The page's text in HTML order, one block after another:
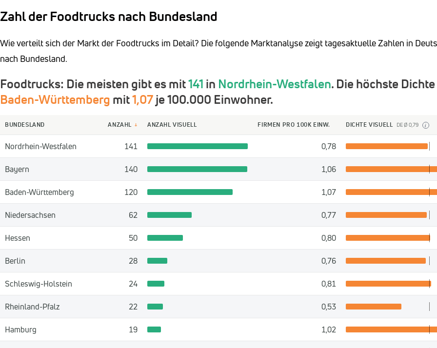
Zahl der Foodtrucks nach Bundesland
Wie verteilt sich der Markt der Foodtrucks im Detail? Die folgende Marktanalyse zeigt tagesaktuelle Zahlen in
nach Bundesland.
Foodtrucks: Die meisten gibt es mit141 in Nordrhein-Westfalen. Die höchste
Baden-Württemberg mit1,07je 100.000 Einwohner.
BUNDESLAND ANZAHL ↓ ANZAHL VISUELL FIRMEN PRO 100K EINW. DICHTE VISUELL DE Ø 0,79 i
Nordrhein-Westfalen 141 0,78
Bayern 140 1,06
Baden-Württemberg 120 1,07
Niedersachsen 62 0,77
Hessen 50 0,80
Berlin 28 0,76
Schleswig-Holstein 24 0,81
Rheinland-Pfalz 22 0,53
Hamburg 19 1,02